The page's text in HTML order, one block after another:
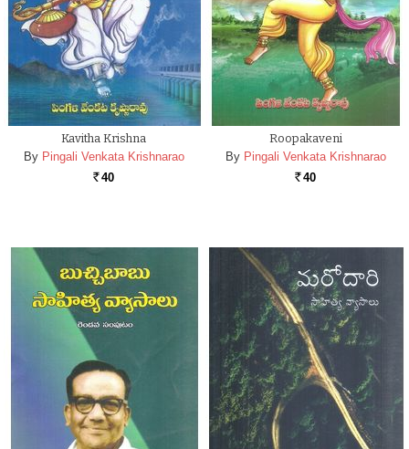
Kavitha Krishna
By Pingali Venkata Krishnarao
Rs. 40
Roopakaveni
By Pingali Venkata Krishnarao
Rs. 40